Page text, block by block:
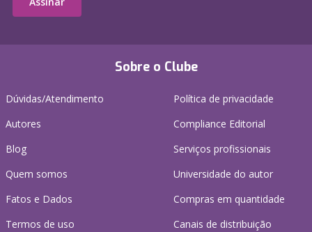
Sobre o Clube
Dúvidas/Atendimento
Autores
Blog
Quem somos
Fatos e Dados
Termos de uso
Política de privacidade
Compliance Editorial
Serviços profissionais
Universidade do autor
Compras em quantidade
Canais de distribuição